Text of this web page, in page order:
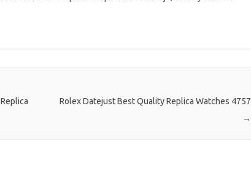
Rolex Datejust Best Quality Replica Watches 4757
→